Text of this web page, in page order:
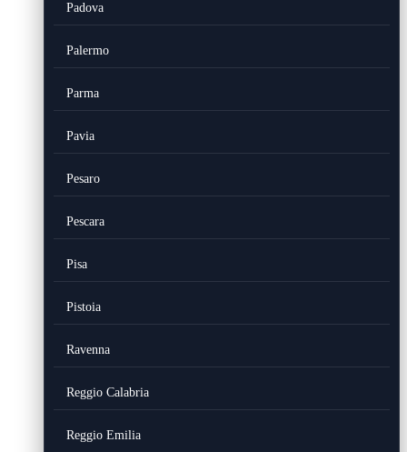
Padova
Palermo
Parma
Pavia
Pesaro
Pescara
Pisa
Pistoia
Ravenna
Reggio Calabria
Reggio Emilia